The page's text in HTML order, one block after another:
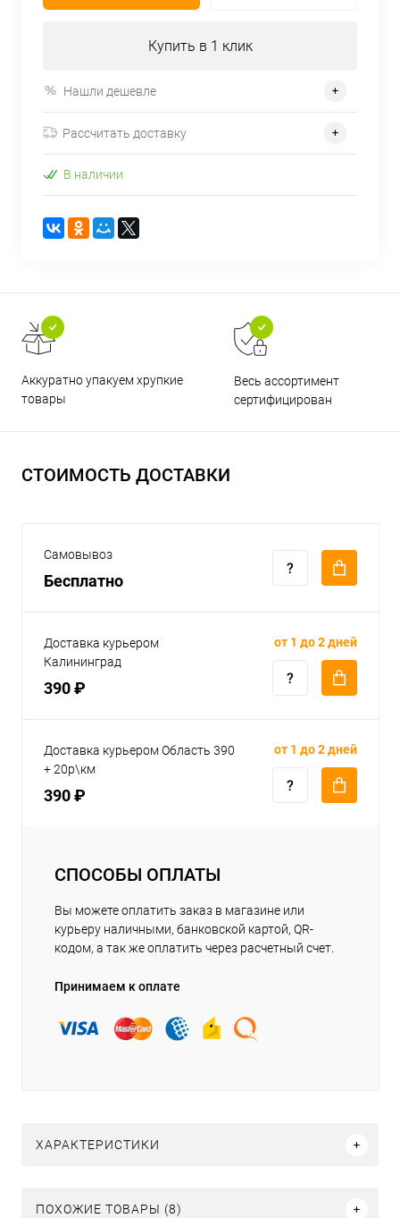
Купить в 1 клик
Нашли дешевле
Рассчитать доставку
В наличии
Аккуратно упакуем хрупкие
товары
Весь ассортимент
сертифицирован
СТОИМОСТЬ ДОСТАВКИ
Самовывоз
Бесплатно
Доставка курьером
Калининград
390 ₽
от 1 до 2 дней
Доставка курьером Область 390
+ 20р\км
390 ₽
от 1 до 2 дней
СПОСОБЫ ОПЛАТЫ
Вы можете оплатить заказ в магазине или
курьеру наличными, банковской картой, QR-
кодом, а так же оплатить через расчетный счет.
Принимаем к оплате
ХАРАКТЕРИСТИКИ
ПОХОЖИЕ ТОВАРЫ (8)